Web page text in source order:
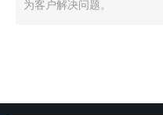
为客户解决问题。